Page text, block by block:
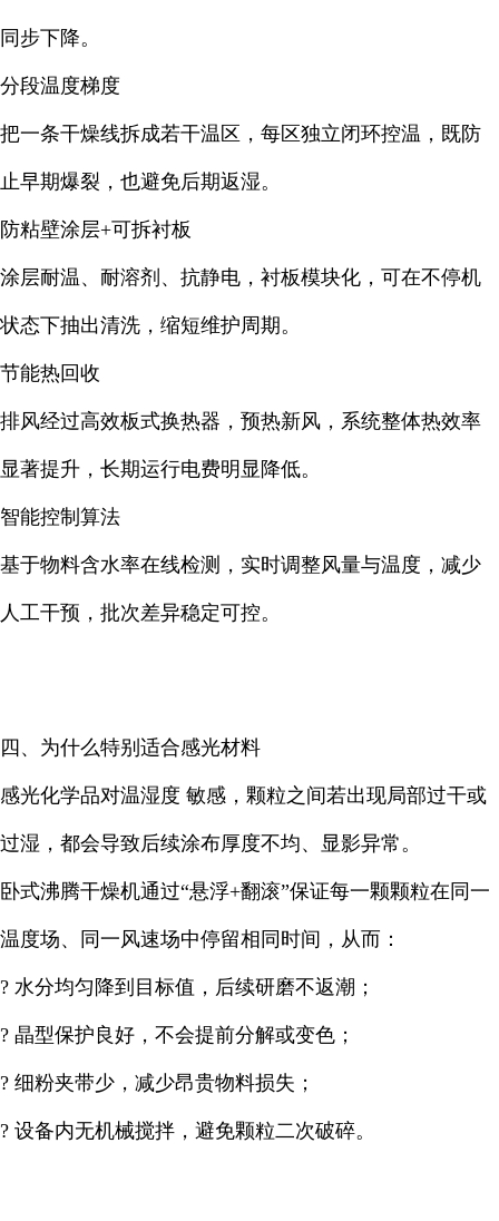
同步下降。
分段温度梯度
把一条干燥线拆成若干温区，每区独立闭环控温，既防
止早期爆裂，也避免后期返湿。
防粘壁涂层+可拆衬板
涂层耐温、耐溶剂、抗静电，衬板模块化，可在不停机
状态下抽出清洗，缩短维护周期。
节能热回收
排风经过高效板式换热器，预热新风，系统整体热效率
显著提升，长期运行电费明显降低。
智能控制算法
基于物料含水率在线检测，实时调整风量与温度，减少
人工干预，批次差异稳定可控。
四、为什么特别适合感光材料
感光化学品对温湿度 敏感，颗粒之间若出现局部过干或
过湿，都会导致后续涂布厚度不均、显影异常。
卧式沸腾干燥机通过“悬浮+翻滚”保证每一颗颗粒在同一
温度场、同一风速场中停留相同时间，从而：
? 水分均匀降到目标值，后续研磨不返潮；
? 晶型保护良好，不会提前分解或变色；
? 细粉夹带少，减少昂贵物料损失；
? 设备内无机械搅拌，避免颗粒二次破碎。